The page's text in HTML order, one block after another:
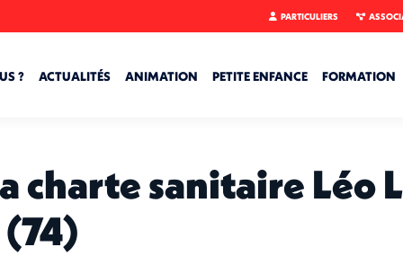
PARTICULIERS
? ACTUALITÉS ANIMATION PETITE ENFANCE FORMATION
charte sanitaire Léo